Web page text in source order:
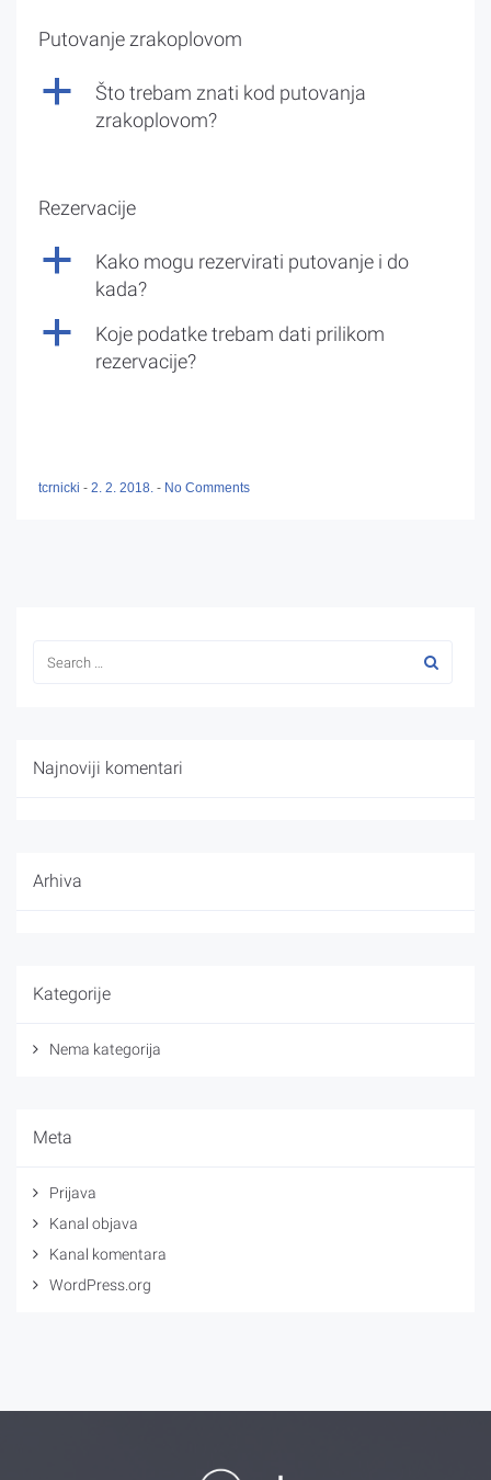
Putovanje zrakoplovom
a
Što trebam znati kod putovanja
zrakoplovom?
Rezervacije
a
Kako mogu rezervirati putovanje i do
kada?
a
Koje podatke trebam dati prilikom
rezervacije?
tcrnicki - 2. 2. 2018. - No Comments
Najnoviji komentari
Arhiva
Kategorije
Nema kategorija
Meta
Prijava
Kanal objava
Kanal komentara
WordPress.org